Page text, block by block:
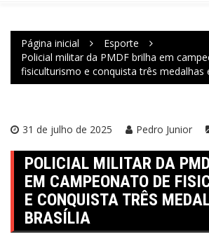
Página inicial
Esporte
Policial militar da PMDF brilha em
fisiculturismo e conquista três medalhas
31 de julho de 2025 Pedro Junior
POLICIAL MILITAR DA
EM CAMPEONATO DE
E CONQUISTA TRÊS
BRASÍLIA